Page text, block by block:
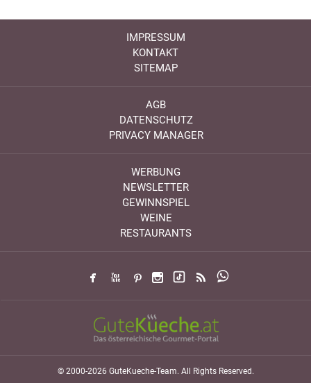
IMPRESSUM
KONTAKT
SITEMAP
AGB
DATENSCHUTZ
PRIVACY MANAGER
WERBUNG
NEWSLETTER
GEWINNSPIEL
WEINE
RESTAURANTS
© 2000-2026 GuteKueche-Team. All Rights Reserved.